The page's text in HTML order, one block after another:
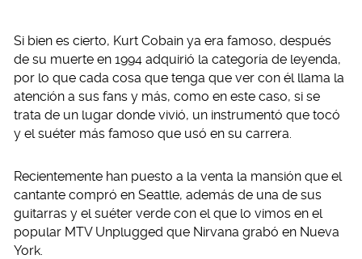
Si bien es cierto, Kurt Cobain ya era famoso, después
de su muerte en 1994 adquirió la categoría de leyenda,
por lo que cada cosa que tenga que ver con él llama la
atención a sus fans y más, como en este caso, si se
trata de un lugar donde vivió, un instrumentó que tocó
y el suéter más famoso que usó en su carrera.
Recientemente han puesto a la venta la mansión que el
cantante compró en Seattle, además de una de sus
guitarras y el suéter verde con el que lo vimos en el
popular MTV Unplugged que Nirvana grabó en Nueva
York.